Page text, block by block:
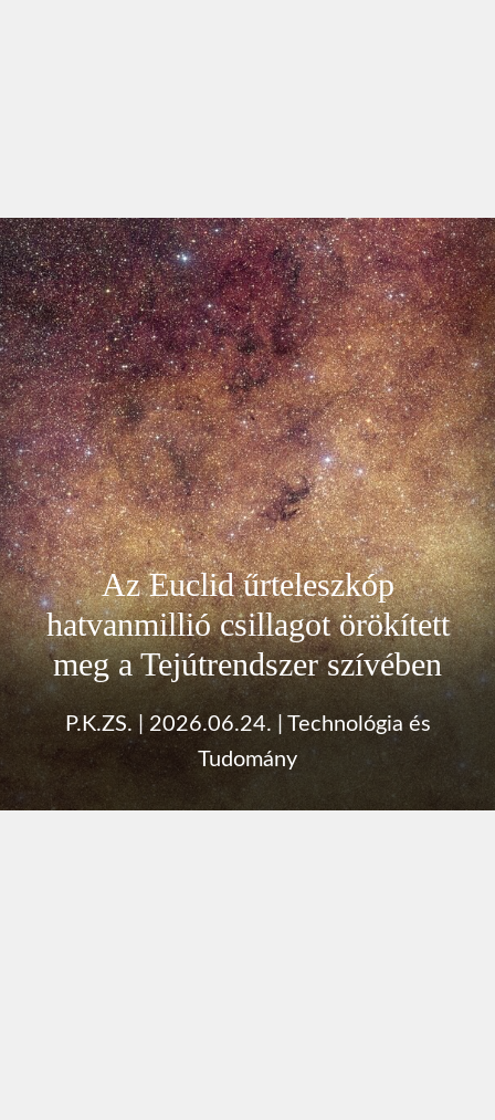
Az Euclid űrteleszkóp
hatvanmillió csillagot örökített
meg a Tejútrendszer szívében
P.K.ZS. | 2026.06.24.
Technológia és
Tudomány